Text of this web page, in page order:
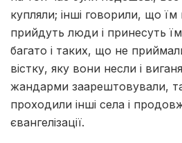
купляли; інші говорили, що
прийдуть люди і принесуть
багато і таких, що не
вістку, яку вони несли і
жандарми заарештовували,
проходили інші села і
євангелізації.